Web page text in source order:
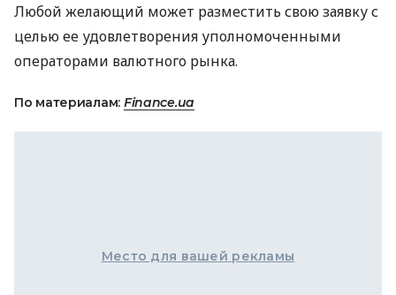
Любой желающий может разместить свою заявку с
целью ее удовлетворения уполномоченными
операторами валютного рынка.
По материалам: Finance.ua
Место для вашей рекламы